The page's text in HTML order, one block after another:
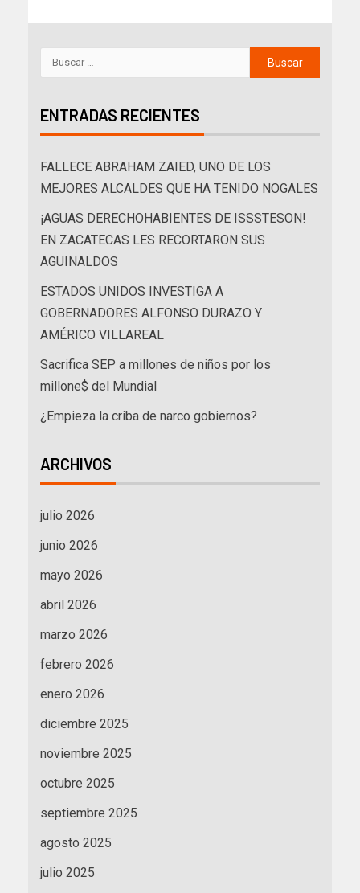
ENTRADAS RECIENTES
FALLECE ABRAHAM ZAIED, UNO DE LOS
MEJORES ALCALDES QUE HA TENIDO NOGALES
¡AGUAS DERECHOHABIENTES DE ISSSTESON!
EN ZACATECAS LES RECORTARON SUS
AGUINALDOS
ESTADOS UNIDOS INVESTIGA A
GOBERNADORES ALFONSO DURAZO Y
AMÉRICO VILLAREAL
Sacrifica SEP a millones de niños por los
millone$ del Mundial
¿Empieza la criba de narco gobiernos?
ARCHIVOS
julio 2026
junio 2026
mayo 2026
abril 2026
marzo 2026
febrero 2026
enero 2026
diciembre 2025
noviembre 2025
octubre 2025
septiembre 2025
agosto 2025
julio 2025